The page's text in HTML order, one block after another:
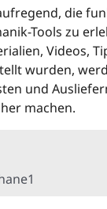
die
Tools zu
Videos,
wurden,
und
machen.